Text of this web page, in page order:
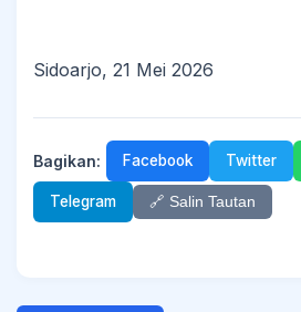
Sidoarjo, 21 Mei 2026
Bagikan: Facebook Twitter
Telegram 🔗 Salin Tautan